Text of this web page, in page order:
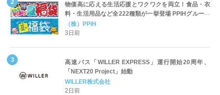
物価高に応える生活応援とワクワクを両立！食品・衣
料・生活用品など全222種類が一挙登場 PPIHグループ
「夏福袋」＆セール 8月6日(木)より順次スタート
（株）PPIH
3日前
高速バス「WILLER EXPRESS」運行開始20周年、
「NEXT20 Project」始動
WILLER株式会社
2日前